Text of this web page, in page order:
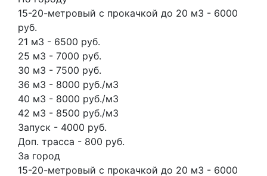
15-20-метровый с прокачкой до 20 м3 - 6000
руб.
21 м3 - 6500 руб.
25 м3 - 7000 руб.
30 м3 - 7500 руб.
36 м3 - 8000 руб./м3
40 м3 - 8000 руб./м3
42 м3 - 8500 руб./м3
Запуск - 4000 руб.
Доп. трасса - 800 руб.
За город
15-20-метровый с прокачкой до 20 м3 - 6000